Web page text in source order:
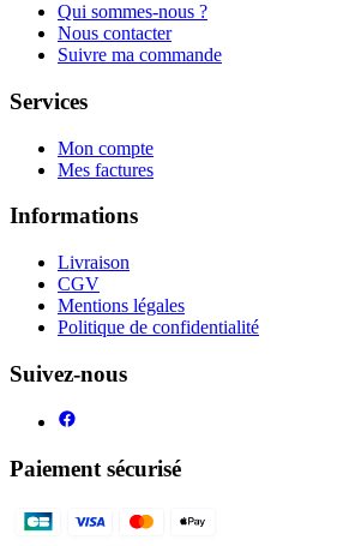
Qui sommes-nous ?
Nous contacter
Suivre ma commande
Services
Mon compte
Mes factures
Informations
Livraison
CGV
Mentions légales
Politique de confidentialité
Suivez-nous
Paiement sécurisé